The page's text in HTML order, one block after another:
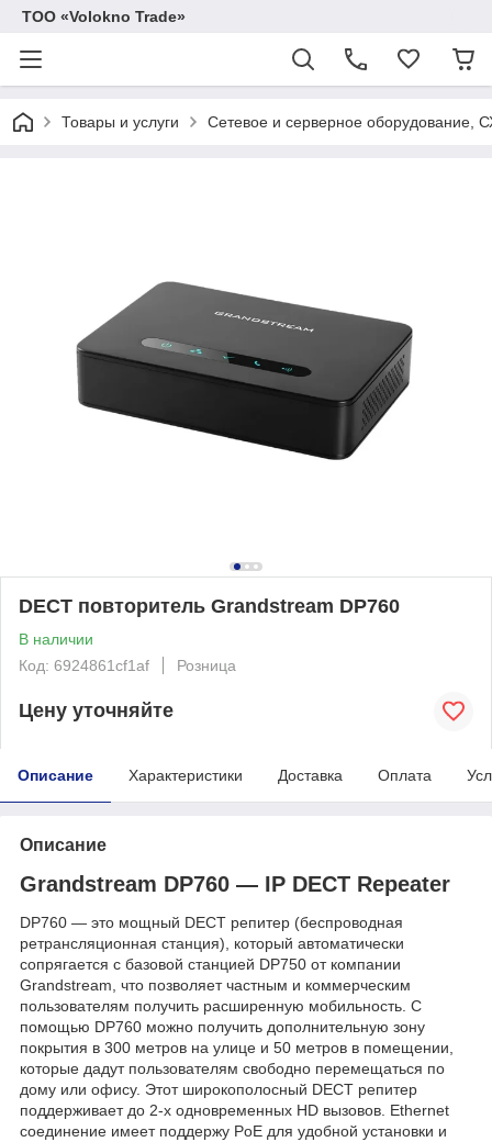
ТОО «Volokno Trade»
Товары и услуги Сетевое и серверное оборудование,
DECT повторитель Grandstream DP760
В наличии
Код: 6924861cf1af
Розница
Цену уточняйте
Описание Характеристики Доставка Оплата
Описание
Grandstream DP760 — IP DECT Repeater
DP760 — это мощный DECT репитер (беспроводная
ретрансляционная станция), который автоматически
сопрягается с базовой станцией DP750 от компании
Grandstream, что позволяет частным и коммерческим
пользователям получить расширенную мобильность. С
помощью DP760 можно получить дополнительную зону
покрытия в 300 метров на улице и 50 метров в помещении,
которые дадут пользователям свободно перемещаться по
дому или офису. Этот широкополосный DECT репитер
поддерживает до 2-х одновременных HD вызовов. Ethernet
соединение имеет поддержу PoE для удобной установки и